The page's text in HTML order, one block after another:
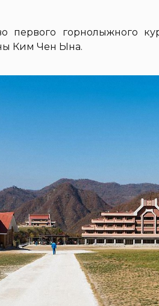
первого горнолыжного
Ким Чен Ына.